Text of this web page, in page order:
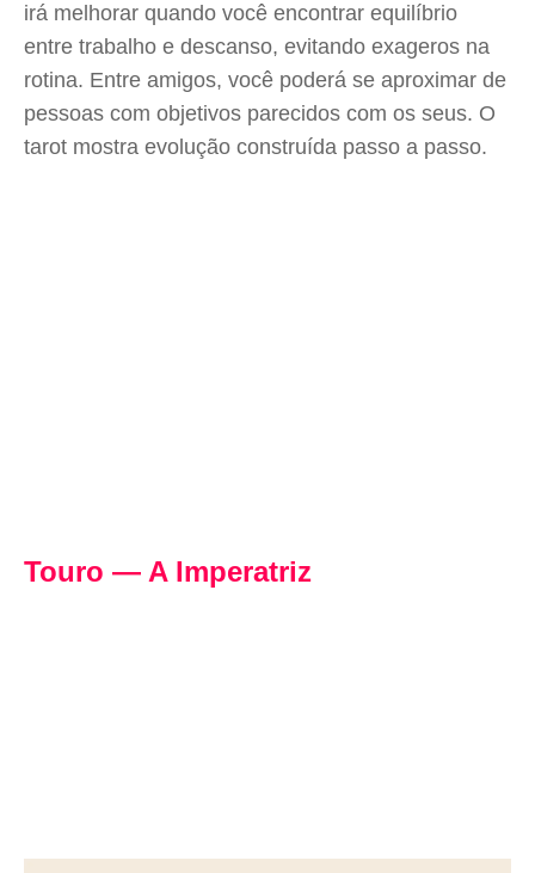
irá melhorar quando você encontrar equilíbrio
entre trabalho e descanso, evitando exageros na
rotina. Entre amigos, você poderá se aproximar de
pessoas com objetivos parecidos com os seus. O
tarot mostra evolução construída passo a passo.
Touro — A Imperatriz